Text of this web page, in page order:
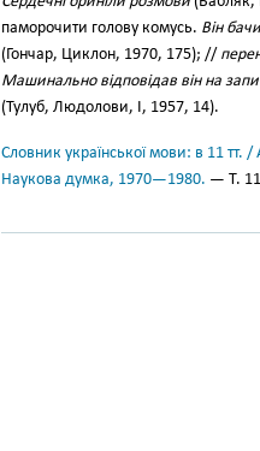
паморочити голову комусь. Він
(Гончар, Циклон, 1970, 175); //
Машинально відповідав він на
(Тулуб, Людолови, І, 1957, 14).
Словник української мови: в 11 тт.
Наукова думка, 1970—1980. — Т.